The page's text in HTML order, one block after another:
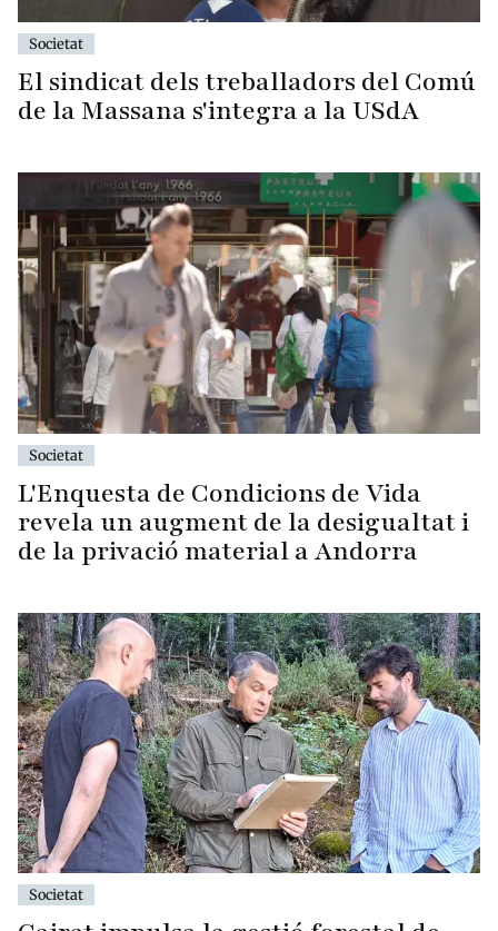
Societat
El sindicat dels treballadors del Comú
de la Massana s'integra a la USdA
Societat
L'Enquesta de Condicions de Vida
revela un augment de la desigualtat i
de la privació material a Andorra
Societat